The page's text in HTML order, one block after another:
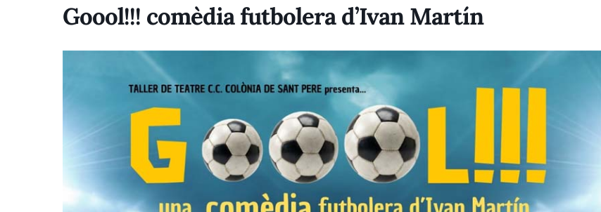
Goool!!! comèdia futbolera d’Ivan Martín